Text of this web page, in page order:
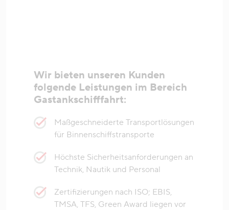
Wir bieten unseren Kunden
folgende Leistungen im Bereich
Gastankschifffahrt:
Maßgeschneiderte Transportlösungen
für Binnenschiffstransporte
Höchste Sicherheitsanforderungen an
Technik, Nautik und Personal
Zertifizierungen nach ISO; EBIS,
TMSA, TFS, Green Award liegen vor